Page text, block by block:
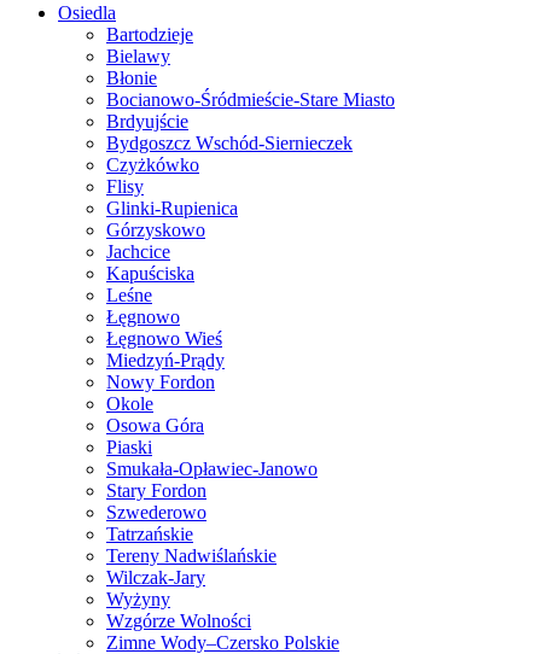
Osiedla
Bartodzieje
Bielawy
Błonie
Bocianowo-Śródmieście-Stare Miasto
Brdyujście
Bydgoszcz Wschód-Siernieczek
Czyżkówko
Flisy
Glinki-Rupienica
Górzyskowo
Jachcice
Kapuściska
Leśne
Łęgnowo
Łęgnowo Wieś
Miedzyń-Prądy
Nowy Fordon
Okole
Osowa Góra
Piaski
Smukała-Opławiec-Janowo
Stary Fordon
Szwederowo
Tatrzańskie
Tereny Nadwiślańskie
Wilczak-Jary
Wyżyny
Wzgórze Wolności
Zimne Wody–Czersko Polskie